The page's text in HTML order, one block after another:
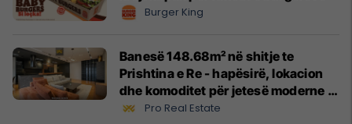
Burger King
Banesë 148.68m² në shitje te
Prishtina e Re - hapësirë, lokacion
dhe komoditet për jetesë moderne
#13551Pro Real Estate